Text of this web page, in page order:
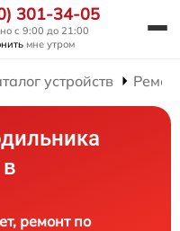
301-34-05
с 9:00 до 21:00
мне утром
устройств
ремонт по